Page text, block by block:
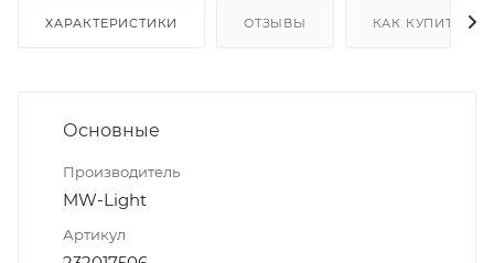
ХАРАКТЕРИСТИКИ ОТЗЫВЫ КАК КУПИТЬ
Основные
Производитель
MW-Light
Артикул